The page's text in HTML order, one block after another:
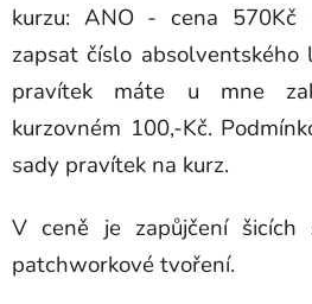
kurzu: ANO - cena 570Kč
zapsat číslo absolventského
pravítek máte u mne
kurzovném 100,-Kč.
sady pravítek na kurz.
V ceně je zapůjčení
patchworkové tvoření.